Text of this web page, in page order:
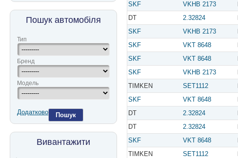
Пошук автомобіля
Тип
Бренд
Модель
Додатково Пошук
Вивантажити
SKF
VKHB 2173
DT
2.32824
SKF
VKHB 2173
SKF
VKT 8648
SKF
VKT 8648
SKF
VKHB 2173
TIMKEN
SET1112
SKF
VKT 8648
DT
2.32824
DT
2.32824
SKF
VKT 8648
TIMKEN
SET1112